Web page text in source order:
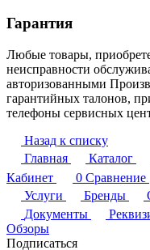
Гарантия
Любые товары,
неисправности
авторизованными
гарантийных талонов,
телефоны сервисных
Назад к списку
Главная
Каталог
Кабинет
0 Сравнение
Услуги
Бренды
Документы
Обзоры
Подписаться